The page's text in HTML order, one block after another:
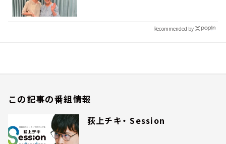
Recommended by
この記事の番組情報
荻上チキ・ Session